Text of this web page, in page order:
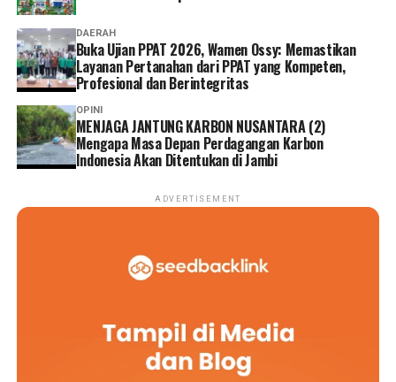
DAERAH
Buka Ujian PPAT 2026, Wamen Ossy: Memastikan
Layanan Pertanahan dari PPAT yang Kompeten,
Profesional dan Berintegritas
OPINI
MENJAGA JANTUNG KARBON NUSANTARA (2)
Mengapa Masa Depan Perdagangan Karbon
Indonesia Akan Ditentukan di Jambi
ADVERTISEMENT